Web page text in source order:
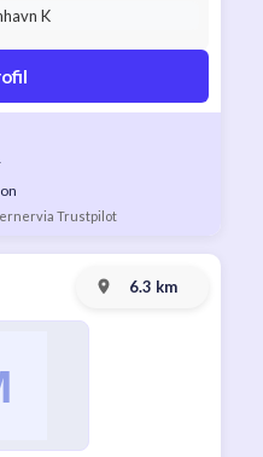
K
via Trustpilot
6.3 km